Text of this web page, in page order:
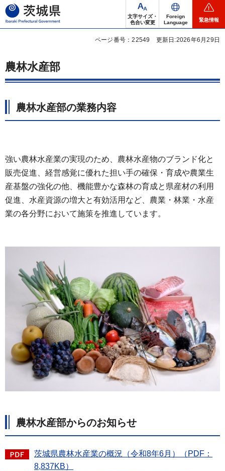
茨城県
文字サイズ・
色合い変更
Foreign
Language
緊急情報
ページ番号：22549 更新日:2026年6月29日
農林水産部
農林水産部の業務内容
強い農林水産業の実現のため、農林水産物のブランド化と
販売促進、経営感覚に優れた担い手の確保・育成や農業生
産基盤の強化の他、機能豊かな森林の育成と県産材の利用
促進、水産資源の増大と有効活用など、農業・林業・水産
業の各分野において施策を推進しています。
農林水産部からのお知らせ
茨城県農林水産業の概況（令和8年6月）（PDF：
8,837KB）